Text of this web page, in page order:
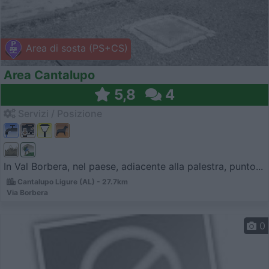
Area di sosta (PS+CS)
Area Cantalupo
5,8 4
In Val Borbera, nel paese, adiacente alla palestra, punto...
Cantalupo Ligure (AL) - 27.7km
Via Borbera
0